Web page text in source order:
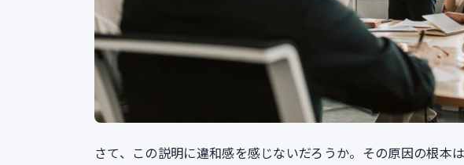
さて、この説明に違和感を感じないだろうか。その原因の根本